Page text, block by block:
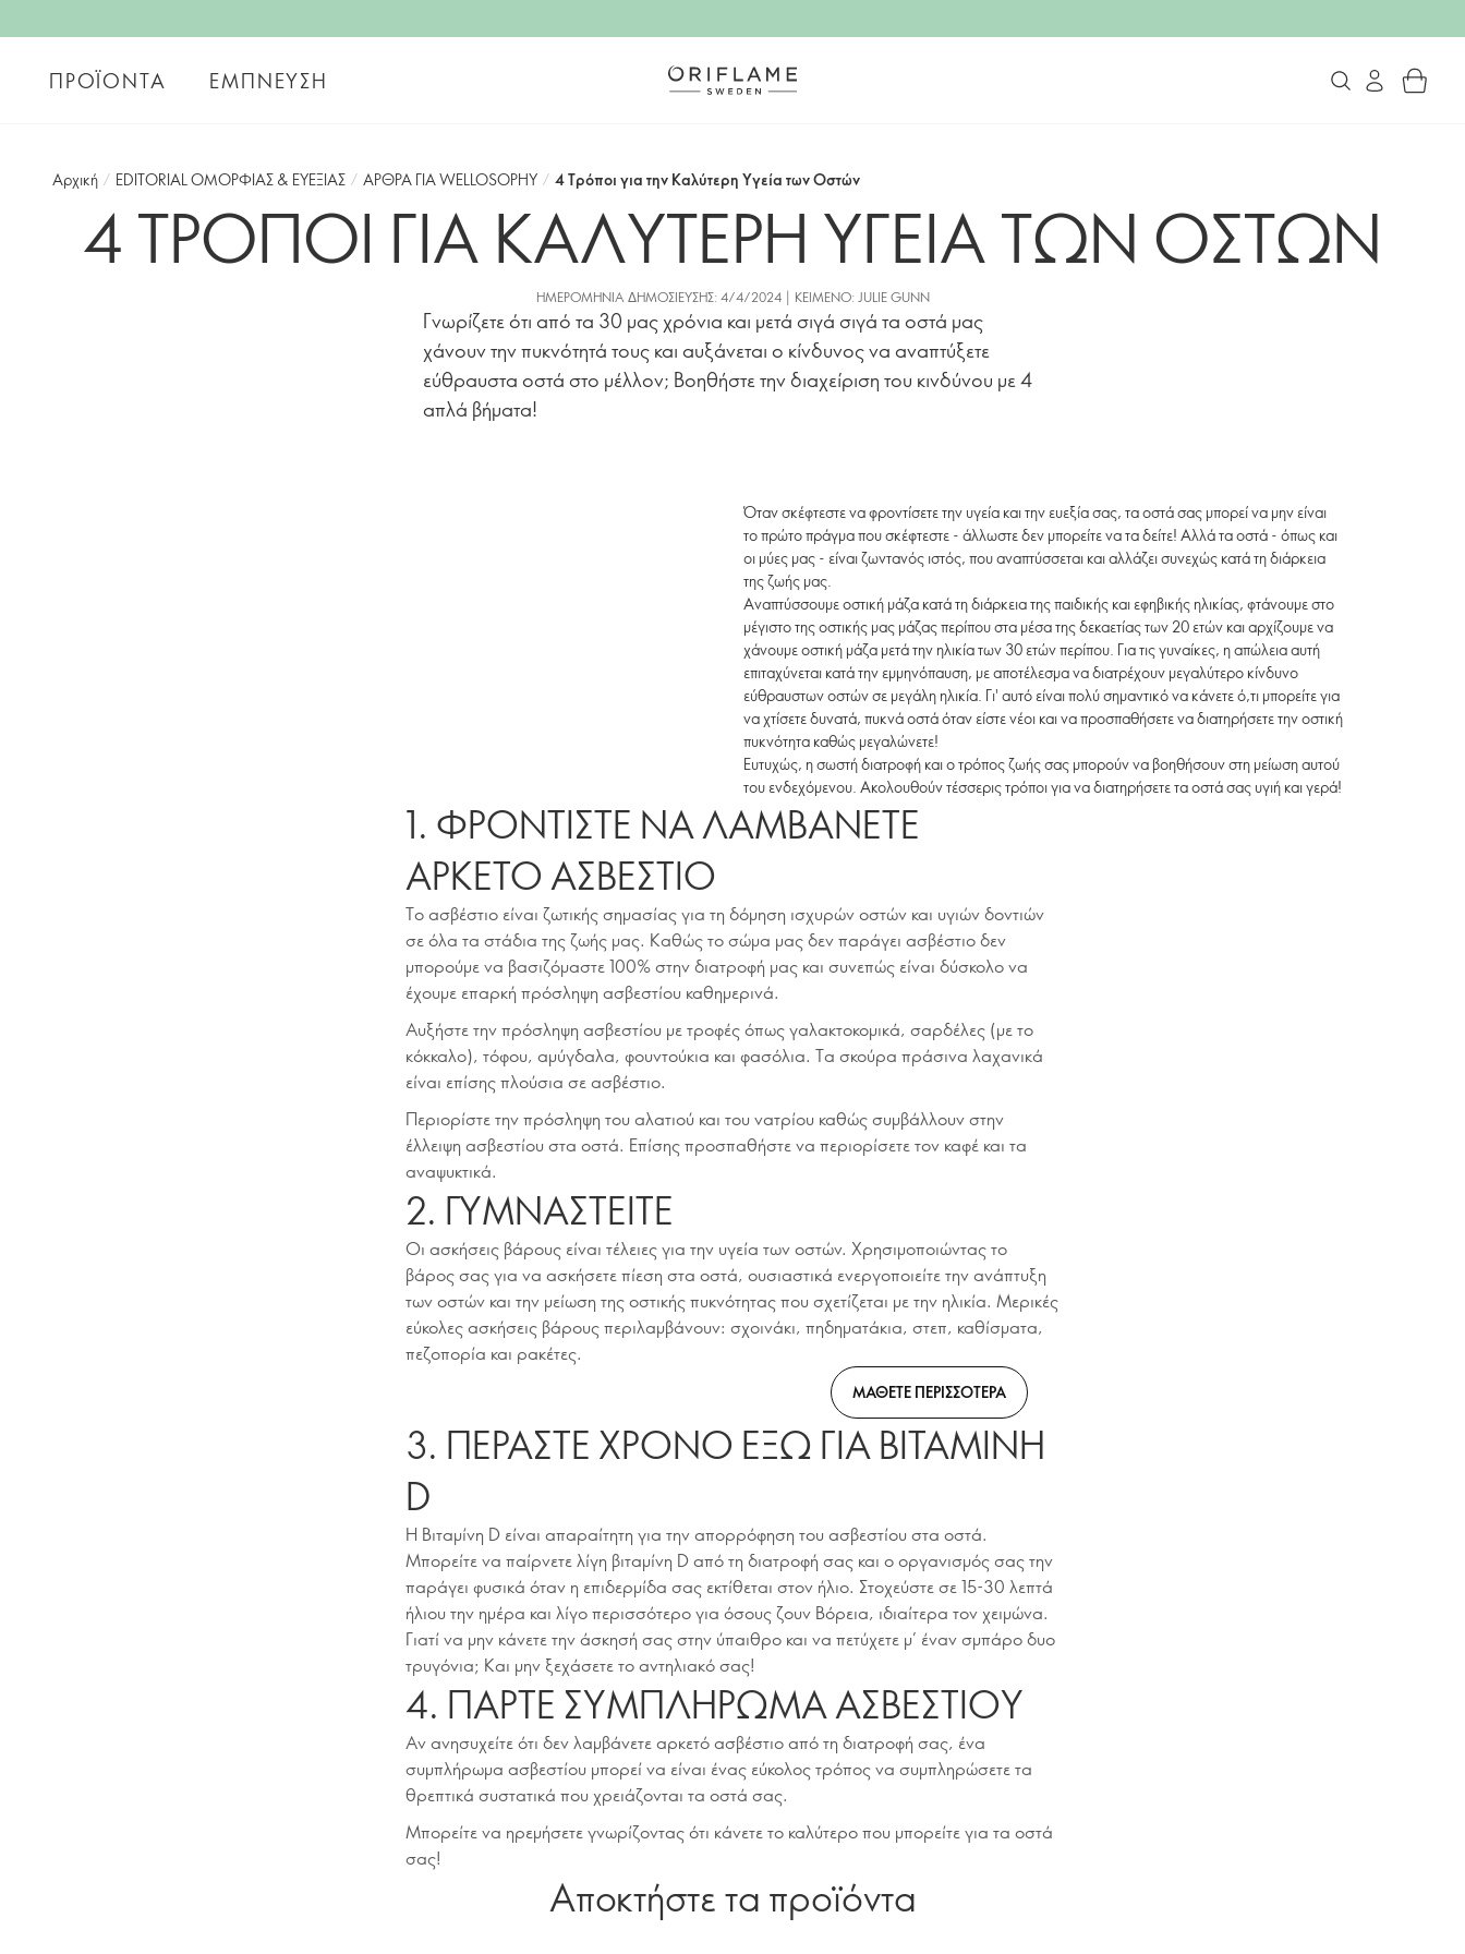
ΠΡΟΪΌΝΤΑ ΈΜΠΝΕΥΣΗ
Αρχική / EDITORIAL ΟΜΟΡΦΙΑΣ & ΕΥΕΞΙΑΣ / ΑΡΘΡΑ ΓΙΑ WELLOSOPHY / 4 Τρόποι για την Καλύτερη Υγεία των Οστών
4 ΤΡΟΠΟΙ ΓΙΑ ΚΑΛΥΤΕΡΗ ΥΓΕΙΑ ΤΩΝ ΟΣΤΩΝ
ΗΜΕΡΟΜΗΝΊΑ ΔΗΜΟΣΊΕΥΣΗΣ: 4/4/2024 | ΚΕΊΜΕΝΟ: JULIE GUNN
Γνωρίζετε ότι από τα 30 μας χρόνια και μετά σιγά σιγά τα οστά μας
χάνουν την πυκνότητά τους και αυξάνεται ο κίνδυνος να αναπτύξετε
εύθραυστα οστά στο μέλλον; Βοηθήστε την διαχείριση του κινδύνου με 4
απλά βήματα!
Όταν σκέφτεστε να φροντίσετε την υγεία και την ευεξία σας, τα οστά σας μπορεί να μην είναι
το πρώτο πράγμα που σκέφτεστε - άλλωστε δεν μπορείτε να τα δείτε! Αλλά τα οστά - όπως και
οι μύες μας - είναι ζωντανός ιστός, που αναπτύσσεται και αλλάζει συνεχώς κατά τη διάρκεια
της ζωής μας.
Αναπτύσσουμε οστική μάζα κατά τη διάρκεια της παιδικής και εφηβικής ηλικίας, φτάνουμε στο
μέγιστο της οστικής μας μάζας περίπου στα μέσα της δεκαετίας των 20 ετών και αρχίζουμε να
χάνουμε οστική μάζα μετά την ηλικία των 30 ετών περίπου. Για τις γυναίκες, η απώλεια αυτή
επιταχύνεται κατά την εμμηνόπαυση, με αποτέλεσμα να διατρέχουν μεγαλύτερο κίνδυνο
εύθραυστων οστών σε μεγάλη ηλικία. Γι' αυτό είναι πολύ σημαντικό να κάνετε ό,τι μπορείτε για
να χτίσετε δυνατά, πυκνά οστά όταν είστε νέοι και να προσπαθήσετε να διατηρήσετε την οστική
πυκνότητα καθώς μεγαλώνετε!
Ευτυχώς, η σωστή διατροφή και ο τρόπος ζωής σας μπορούν να βοηθήσουν στη μείωση αυτού
του ενδεχόμενου. Ακολουθούν τέσσερις τρόποι για να διατηρήσετε τα οστά σας υγιή και γερά!
1. ΦΡΟΝΤΙΣΤΕ ΝΑ ΛΑΜΒΑΝΕΤΕ
ΑΡΚΕΤΟ ΑΣΒΕΣΤΙΟ
Το ασβέστιο είναι ζωτικής σημασίας για τη δόμηση ισχυρών οστών και υγιών δοντιών
σε όλα τα στάδια της ζωής μας. Καθώς το σώμα μας δεν παράγει ασβέστιο δεν
μπορούμε να βασιζόμαστε 100% στην διατροφή μας και συνεπώς είναι δύσκολο να
έχουμε επαρκή πρόσληψη ασβεστίου καθημερινά.
Αυξήστε την πρόσληψη ασβεστίου με τροφές όπως γαλακτοκομικά, σαρδέλες (με το
κόκκαλο), τόφου, αμύγδαλα, φουντούκια και φασόλια. Τα σκούρα πράσινα λαχανικά
είναι επίσης πλούσια σε ασβέστιο.
Περιορίστε την πρόσληψη του αλατιού και του νατρίου καθώς συμβάλλουν στην
έλλειψη ασβεστίου στα οστά. Επίσης προσπαθήστε να περιορίσετε τον καφέ και τα
αναψυκτικά.
2. ΓΥΜΝΑΣΤΕΙΤΕ
Οι ασκήσεις βάρους είναι τέλειες για την υγεία των οστών. Χρησιμοποιώντας το
βάρος σας για να ασκήσετε πίεση στα οστά, ουσιαστικά ενεργοποιείτε την ανάπτυξη
των οστών και την μείωση της οστικής πυκνότητας που σχετίζεται με την ηλικία. Μερικές
εύκολες ασκήσεις βάρους περιλαμβάνουν: σχοινάκι, πηδηματάκια, στεπ, καθίσματα,
πεζοπορία και ρακέτες.
ΜΑΘΕΤΕ ΠΕΡΙΣΣΟΤΕΡΑ
3. ΠΕΡΑΣΤΕ ΧΡΟΝΟ ΕΞΩ ΓΙΑ ΒΙΤΑΜΙΝΗ
D
Η Βιταμίνη D είναι απαραίτητη για την απορρόφηση του ασβεστίου στα οστά.
Μπορείτε να παίρνετε λίγη βιταμίνη D από τη διατροφή σας και ο οργανισμός σας την
παράγει φυσικά όταν η επιδερμίδα σας εκτίθεται στον ήλιο. Στοχεύστε σε 15-30 λεπτά
ήλιου την ημέρα και λίγο περισσότερο για όσους ζουν Βόρεια, ιδιαίτερα τον χειμώνα.
Γιατί να μην κάνετε την άσκησή σας στην ύπαιθρο και να πετύχετε μ΄ έναν σμπάρο δυο
τρυγόνια; Και μην ξεχάσετε το αντηλιακό σας!
4. ΠΑΡΤΕ ΣΥΜΠΛΗΡΩΜΑ ΑΣΒΕΣΤΙΟΥ
Αν ανησυχείτε ότι δεν λαμβάνετε αρκετό ασβέστιο από τη διατροφή σας, ένα
συμπλήρωμα ασβεστίου μπορεί να είναι ένας εύκολος τρόπος να συμπληρώσετε τα
θρεπτικά συστατικά που χρειάζονται τα οστά σας.
Μπορείτε να ηρεμήσετε γνωρίζοντας ότι κάνετε το καλύτερο που μπορείτε για τα οστά
σας!
Αποκτήστε τα προϊόντα